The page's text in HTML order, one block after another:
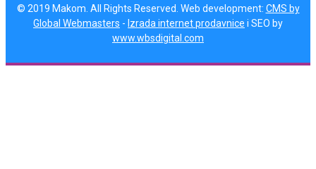
© 2019 Makom. All Rights Reserved. Web development: CMS by
Global Webmasters - Izrada internet prodavnice i SEO by
www.wbsdigital.com